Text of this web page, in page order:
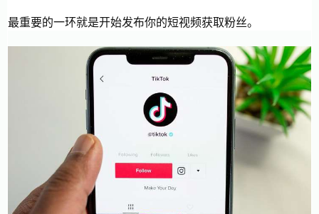
最重要的一环就是开始发布你的短视频获取粉丝。